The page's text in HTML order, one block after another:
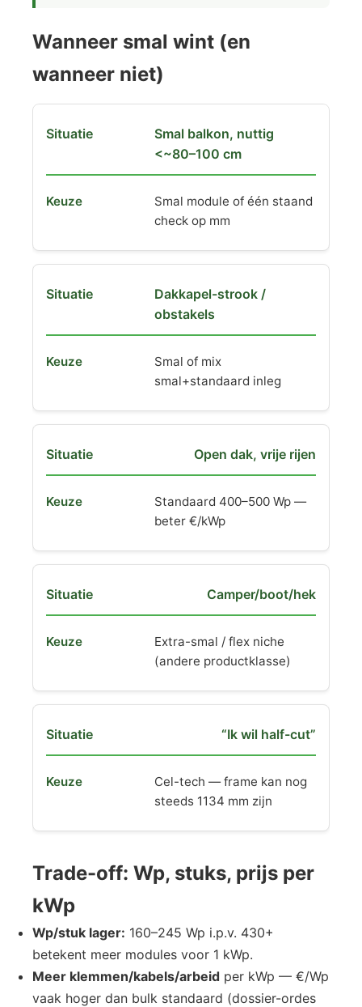
Wanneer smal wint (en
wanneer niet)
Smal balkon, nuttig
<~80–100 cm
Smal module of één staand
check op mm
Dakkapel-strook /
obstakels
Smal of mix
smal+standaard inleg
Open dak, vrije rijen
Standaard 400–500 Wp —
beter €/kWp
Camper/boot/hek
Extra-smal / flex niche
(andere productklasse)
“Ik wil half-cut”
Cel-tech — frame kan nog
steeds 1134 mm zijn
Trade-off: Wp, stuks, prijs per
kWp
Wp/stuk lager: 160–245 Wp i.p.v. 430+
betekent meer modules voor 1 kWp.
Meer klemmen/kabels/arbeid per kWp — €/Wp
vaak hoger dan bulk standaard (dossier-ordes